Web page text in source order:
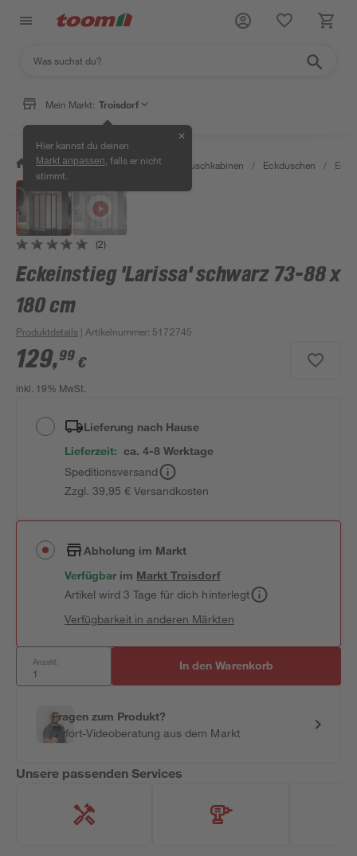
Mein Markt: Troisdorf
Hier kannst du deinen
Markt anpassen , falls er nicht
stimmt.
✕
/ Bad & Sanitär / Duschen Duschkabinen / Eckduschen /
(2)
Eckeinstieg 'Larissa' schwarz 73-88 x
180 cm
Produktdetails | Artikelnummer: 5172745
129,99 €
inkl. 19% MwSt.
Lieferung nach Hause
Lieferzeit: ca. 4-8 Werktage
Speditionsversand
Zzgl. 39,95 € Versandkosten
Abholung im Markt
Verfügbar im MarktTroisdorf
Artikel wird 3 Tage für dich hinterlegt
Verfügbarkeit in anderen Märkten
Anzahl: In den Warenkorb
Fragen zum Produkt?
Sofort-Videoberatung aus dem Markt
Unsere passenden Services